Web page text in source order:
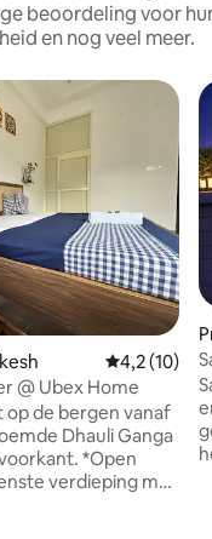
beoordeling voor
en nog veel meer.
Gemiddelde
4,2 (10)
@ Ubex Home
de bergen vanaf
Dhauli Ganga
*Open
verdieping met